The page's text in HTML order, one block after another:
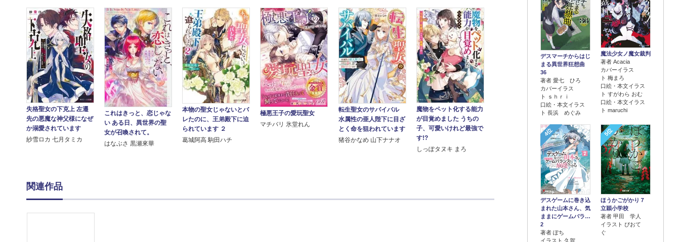
デスマーチからはじ
まる異世界狂想曲
36
著者 愛七 ひろ
カバーイラス
ト ｓｈｒｉ
口絵・本文イラス
ト 長浜 めぐみ
魔法少女ノ魔女裁判
著者 Acacia
カバーイラス
ト 梅まろ
口絵・本文イラス
ト すがわら おむ
口絵・本文イラス
ト maruchi
4位
デスゲームに巻き込
まれた山本さん、気
ままにゲームバラ…
2
著者 ぽち
イラスト 久賀
5位
ほうかごがかり７
立穎小学校
著者 甲田 学人
イラスト ぴおて
ぐ
失格聖女の下克上 左遷
先の悪魔な神父様になぜ
か溺愛されています
紗雪ロカ 七月タミカ
これはきっと、恋じゃな
い ある日、異世界の聖
女が召喚されて。
はなぶさ 黒瀬來華
本物の聖女じゃないとバ
レたのに、王弟殿下に迫
られています ２
葛城阿高 駒田ハチ
極悪王子の愛玩聖女
マチバリ 氷堂れん
転生聖女のサバイバル
水属性の亜人陛下に目ざ
とく命を狙われています
猪谷かなめ 山下ナナオ
魔物をペット化する能力
が目覚めました うちの
子、可愛いけれど最強で
す!?
しっぽタヌキ まろ
関連作品